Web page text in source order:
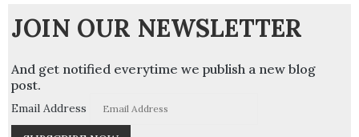
JOIN OUR NEWSLETTER
And get notified everytime we publish a new blog
post.
Email Address